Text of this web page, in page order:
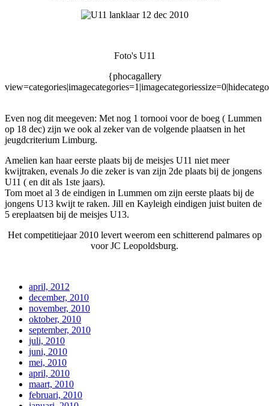
Foto's U11
{phocagallery
Even nog dit meegeven: Met nog 1 tornooi voor de boeg ( Lummen
op 18 dec) zijn we ook al zeker van de volgende plaatsen in het
jeugdcriterium Limburg.
Amelien kan haar eerste plaats bij de meisjes U11 niet meer
kwijtraken, evenals Jo die zeker is van zijn 2de plaats bij de jongens
U11 ( en dit als 1ste jaars).
Tom moet al 3 de eindigen in Lummen om zijn eerste plaats bij de
jongens U13 kwijt te raken. Jill en Kayleigh eindigen juist buiten de
5 ereplaatsen bij de meisjes U13.
Het competitiejaar 2010 levert weerom een schitterend palmares op
voor JC Leopoldsburg.
april, 2012
december, 2010
november, 2010
oktober, 2010
september, 2010
juli, 2010
juni, 2010
mei, 2010
april, 2010
maart, 2010
februari, 2010